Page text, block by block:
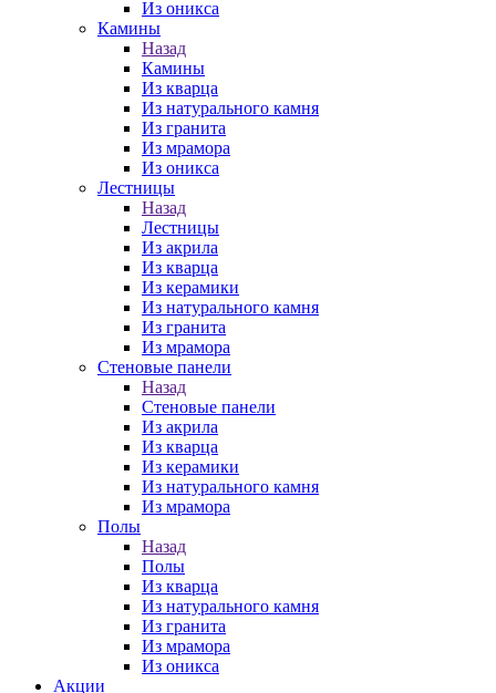
Из оникса
Камины
Назад
Камины
Из кварца
Из натурального камня
Из гранита
Из мрамора
Из оникса
Лестницы
Назад
Лестницы
Из акрила
Из кварца
Из керамики
Из натурального камня
Из гранита
Из мрамора
Стеновые панели
Назад
Стеновые панели
Из акрила
Из кварца
Из керамики
Из натурального камня
Из мрамора
Полы
Назад
Полы
Из кварца
Из натурального камня
Из гранита
Из мрамора
Из оникса
Акции